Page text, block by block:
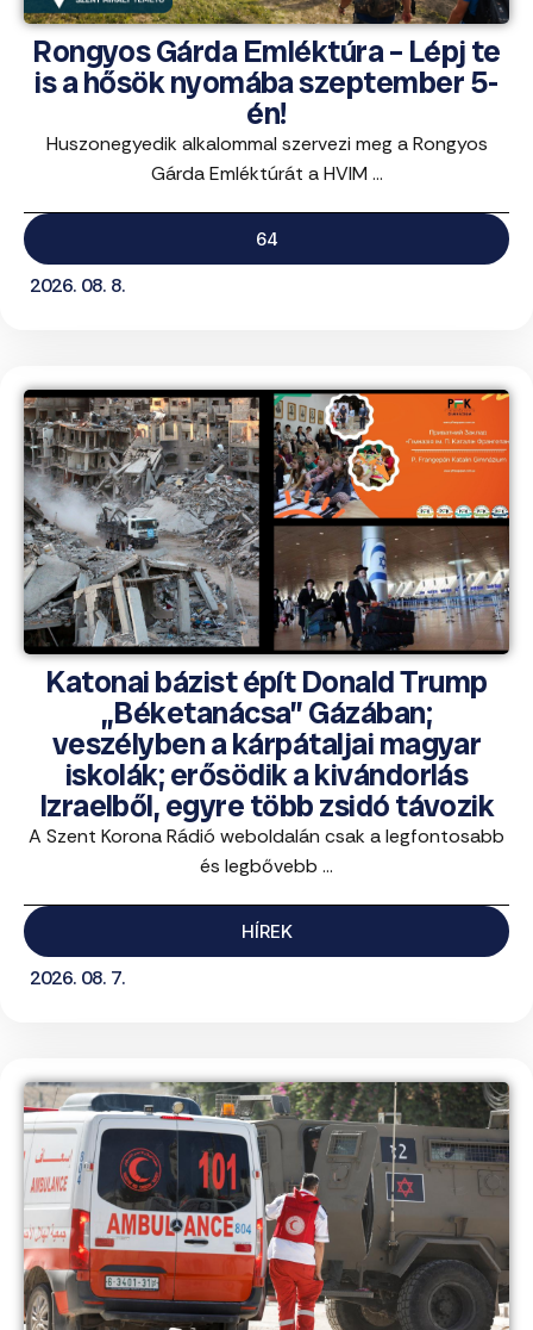
Rongyos Gárda Emléktúra – Lépj te
is a hősök nyomába szeptember 5-
én!
Huszonegyedik alkalommal szervezi meg a Rongyos
Gárda Emléktúrát a HVIM ...
64
2026. 08. 8.
Katonai bázist épít Donald Trump
„Béketanácsa” Gázában;
veszélyben a kárpátaljai magyar
iskolák; erősödik a kivándorlás
Izraelből, egyre több zsidó távozik
A Szent Korona Rádió weboldalán csak a legfontosabb
és legbővebb ...
HÍREK
2026. 08. 7.